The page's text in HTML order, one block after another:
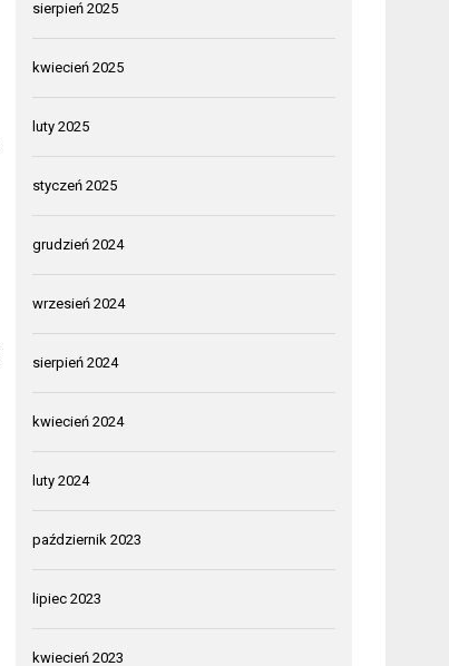
sierpień 2025
kwiecień 2025
luty 2025
styczeń 2025
grudzień 2024
wrzesień 2024
sierpień 2024
kwiecień 2024
luty 2024
październik 2023
lipiec 2023
kwiecień 2023